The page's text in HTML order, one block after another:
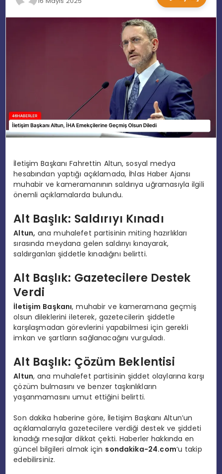
EĞITIM
İletişim Başkanı Fahrettin Altun, sosyal medya
hesabından yaptığı açıklamada, İhlas Haber Ajansı
muhabir ve kameramanının saldırıya uğramasıyla ilgili
önemli açıklamalarda bulundu.
Alt Başlık: Saldırıyı Kınadı
Altun, ana muhalefet partisinin miting hazırlıkları
sırasında meydana gelen saldırıyı kınayarak,
saldırganları şiddetle kınadığını belirtti.
Alt Başlık: Gazetecilere Destek
Verdi
İletişim Başkanı, muhabir ve kameramana geçmiş
olsun dileklerini ileterek, gazetecilerin şiddetle
karşılaşmadan görevlerini yapabilmesi için gerekli
imkan ve şartların sağlanacağını vurguladı.
Alt Başlık: Çözüm Beklentisi
Altun, ana muhalefet partisinin şiddet olaylarına karşı
çözüm bulmasını ve benzer taşkınlıkların
yaşanmamasını umut ettiğini belirtti.
Son dakika haberine göre, İletişim Başkanı Altun’un
açıklamalarıyla gazetecilere verdiği destek ve şiddeti
kınadığı mesajlar dikkat çekti. Haberler hakkında en
güncel bilgileri almak için sondakika-24.com‘u takip
edebilirsiniz.